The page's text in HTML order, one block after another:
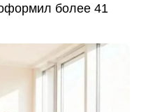
более 41